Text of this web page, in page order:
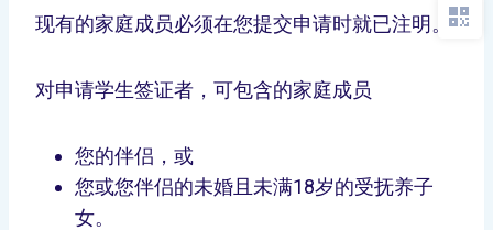
现有的家庭成员必须在您提交申请时就已注明。
对申请学生签证者，可包含的家庭成员
您的伴侣，或
您或您伴侣的未婚且未满18岁的受抚养子
女。